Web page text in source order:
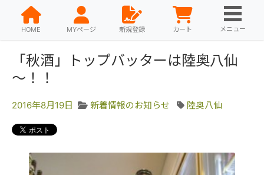
HOME MYページ 新規登録 カート メニュー
「秋酒」トップバッターは陸奥八仙
～！！
2016年8月19日 新着情報のお知らせ 陸奥八仙